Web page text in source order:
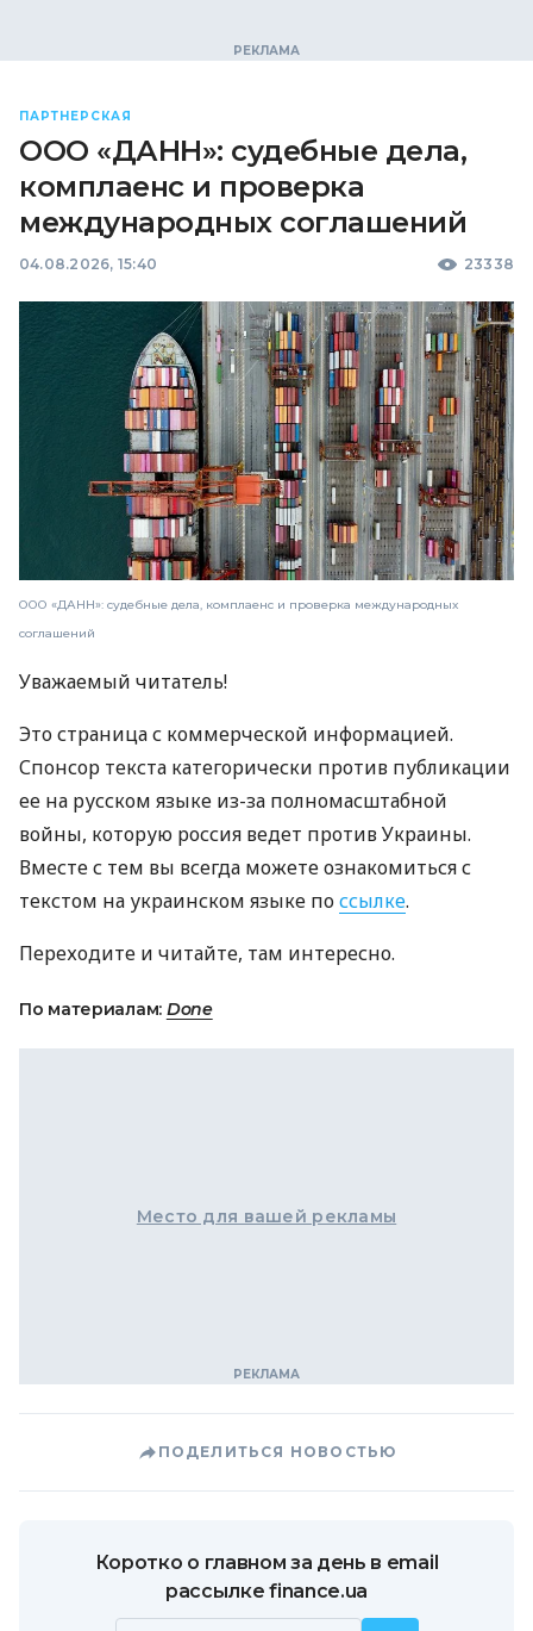
ПАРТНЕРСКАЯ
ООО «ДАНН»: судебные дела,
комплаенс и проверка
международных соглашений
04.08.2026, 15:40 23338
ООО «ДАНН»: судебные дела, комплаенс и проверка международных
соглашений
Уважаемый читатель!
Это страница с коммерческой информацией.
Спонсор текста категорически против публикации
ее на русском языке из-за полномасштабной
войны, которую россия ведет против Украины.
Вместе с тем вы всегда можете ознакомиться с
текстом на украинском языке поссылке.
Переходите и читайте, там интересно.
По материалам: Done
Место для вашей рекламы
ПОДЕЛИТЬСЯ НОВОСТЬЮ
Коротко о главном за день в email
рассылке finance.ua